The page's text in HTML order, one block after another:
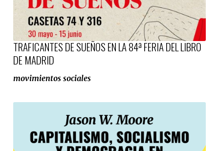
TRAFICANTES DE SUEÑOS EN LA 84ª FERIA DEL LIBRO
DE MADRID
movimientos sociales